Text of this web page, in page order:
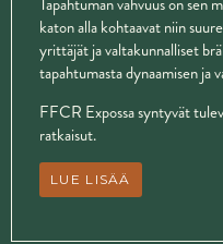
Tapahtuman vahvuus on sen
katon alla kohtaavat niin
yrittäjät ja valtakunnalliset
tapahtumasta dynaamisen ja
FFCR Expossa syntyvät
ratkaisut.
LUE LISÄÄ